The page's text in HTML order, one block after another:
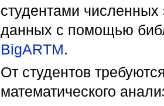
студентами
данных с помощью
BigARTM.
От студентов
математического